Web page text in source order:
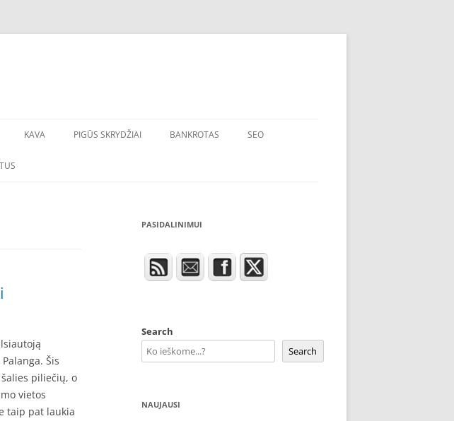
KAVA PIGŪS SKRYDŽIAI BANKROTAS SEO
Šis
piliečių, o
vietos
taip pat laukia
PASIDALINIMUI
Search
Search
NAUJAUSI